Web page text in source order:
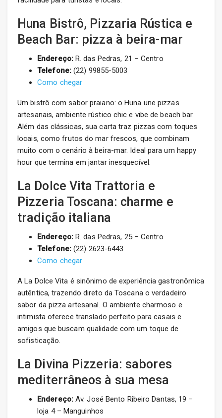
Huna Bistrô, Pizzaria Rústica e
Beach Bar: pizza à beira-mar
Endereço:R. das Pedras, 21 – Centro
Telefone:(22) 99855-5003
Como chegar
Um bistrô com sabor praiano: o Huna une pizzas
artesanais, ambiente rústico chic e vibe de beach bar.
Além das clássicas, sua carta traz pizzas com toques
locais, como frutos do mar frescos, que combinam
muito com o cenário à beira-mar. Ideal para um happy
hour que termina em jantar inesquecível.
La Dolce Vita Trattoria e
Pizzeria Toscana: charme e
tradição italiana
Endereço:R. das Pedras, 25 – Centro
Telefone:(22) 2623-6443
Como chegar
A La Dolce Vita é sinônimo de experiência gastronômica
autêntica, trazendo direto da Toscana o verdadeiro
sabor da pizza artesanal. O ambiente charmoso e
intimista oferece translado perfeito para casais e
amigos que buscam qualidade com um toque de
sofisticação.
La Divina Pizzeria: sabores
mediterrâneos à sua mesa
Endereço:Av. José Bento Ribeiro Dantas, 19 –
loja 4 – Manguinhos